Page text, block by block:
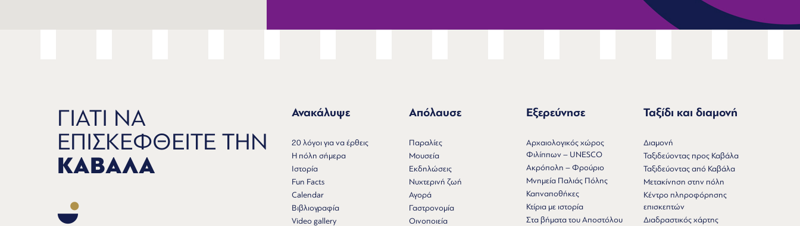
ΓΙΑΤΙ ΝΑ
ΕΠΙΣΚΕΦΘΕΙΤΕ ΤΗΝ
ΚΑΒΑΛΑ
Ανακάλυψε
20 λόγοι για να έρθεις
Η πόλη σήμερα
Ιστορία
Fun Facts
Calendar
Βιβλιογραφία
Video gallery
Απόλαυσε
Παραλίες
Μουσεία
Εκδηλώσεις
Νυχτερινή ζωή
Αγορά
Γαστρονομία
Οινοποιεία
Εξερεύνησε
Αρχαιολογικός χώρος
Φιλίππων – UNESCO
Ακρόπολη – Φρούριο
Μνημεία Παλιάς Πόλης
Καπναποθήκες
Κτίρια με ιστορία
Στα βήματα του Αποστόλου
Ταξίδι και διαμονή
Διαμονή
Ταξιδεύοντας προς Καβάλα
Ταξιδεύοντας από Καβάλα
Μετακίνηση στην πόλη
Κέντρο πληροφόρησης
επισκεπτών
Διαδραστικός χάρτης